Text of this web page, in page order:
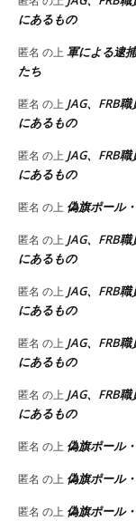
にあるもの
匿名 の上 軍による逮
たち
匿名 の上 JAG、FRB
にあるもの
匿名 の上 JAG、FRB
にあるもの
匿名 の上 偽旗ポール
匿名 の上 JAG、FRB
にあるもの
匿名 の上 JAG、FRB
にあるもの
匿名 の上 JAG、FRB
にあるもの
匿名 の上 JAG、FRB
にあるもの
匿名 の上 偽旗ポール
匿名 の上 偽旗ポール
匿名 の上 偽旗ポール